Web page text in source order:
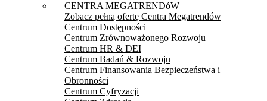
CENTRA MEGATRENDóW
Zobacz pełną ofertę Centra Megatrendów
Centrum Dostępności
Centrum Zrównoważonego Rozwoju
Centrum HR & DEI
Centrum Badań & Rozwoju
Centrum Finansowania Bezpieczeństwa i
Obronności
Centrum Cyfryzacji